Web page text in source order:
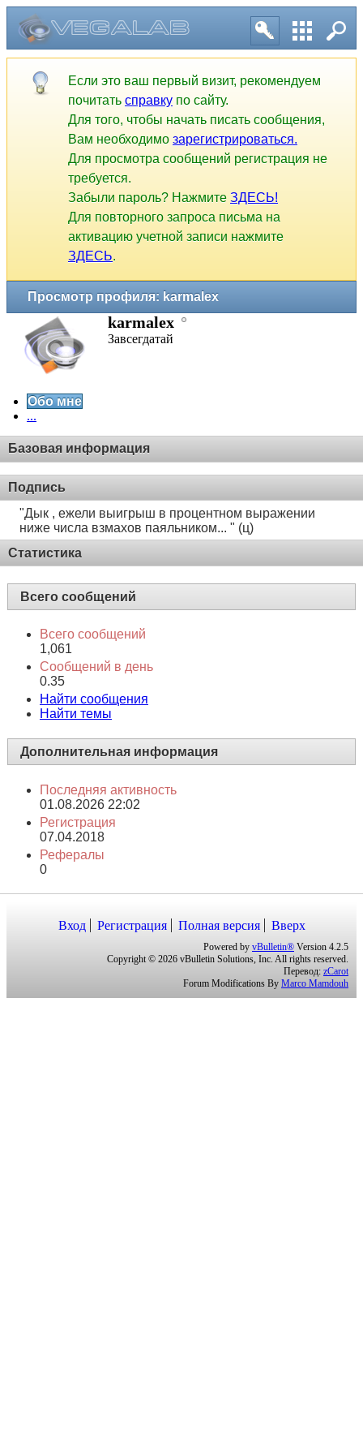
Если это ваш первый визит, рекомендуем
почитать справку по сайту.
Для того, чтобы начать писать сообщения,
Вам необходимо зарегистрироваться.
Для просмотра сообщений регистрация не
требуется.
Забыли пароль? Нажмите ЗДЕСЬ!
Для повторного запроса письма на
активацию учетной записи нажмите
ЗДЕСЬ.
Просмотр профиля: karmalex
karmalex
Завсегдатай
Обо мне
...
Базовая информация
Подпись
"Дык , ежели выигрыш в процентном выражении
ниже числа взмахов паяльником... " (ц)
Статистика
Всего сообщений
Всего сообщений
1,061
Сообщений в день
0.35
Найти сообщения
Найти темы
Дополнительная информация
Последняя активность
01.08.2026 22:02
Регистрация
07.04.2018
Рефералы
0
Вход Регистрация Полная версия Вверх
Powered by vBulletin® Version 4.2.5
Copyright © 2026 vBulletin Solutions, Inc. All rights reserved.
Перевод: zCarot
Forum Modifications By Marco Mamdouh